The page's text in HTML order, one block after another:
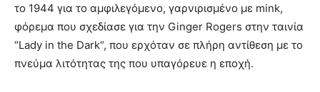
το 1944 για το αμφιλεγόμενο, γαρνιρισμένο με mink,
φόρεμα που σχεδίασε για την Ginger Rogers στην ταινία
“Lady in the Dark“, που ερχόταν σε πλήρη αντίθεση με το
πνεύμα λιτότητας της που υπαγόρευε η εποχή.